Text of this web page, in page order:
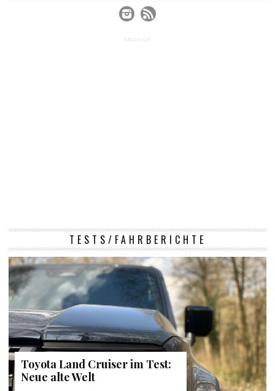
ANZEIGE
TESTS/FAHRBERICHTE
Toyota Land Cruiser im Test:
Neue alte Welt